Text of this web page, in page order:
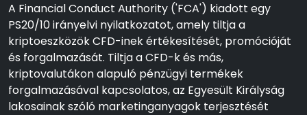
A Financial Conduct Authority ('FCA') kiadott egy
PS20/10 irányelvi nyilatkozatot, amely tiltja a
kriptoeszközök CFD-inek értékesítését, promócióját
és forgalmazását. Tiltja a CFD-k és más,
kriptovalutákon alapuló pénzügyi termékek
forgalmazásával kapcsolatos, az Egyesült Királyság
lakosainak szóló marketinganyagok terjesztését